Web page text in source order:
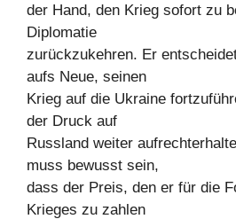
der Hand, den Krieg sofort zu
Diplomatie
zurückzukehren. Er
aufs Neue, seinen
Krieg auf die Ukraine
der Druck auf
Russland weiter
muss bewusst sein,
dass der Preis, den er für die
Krieges zu zahlen